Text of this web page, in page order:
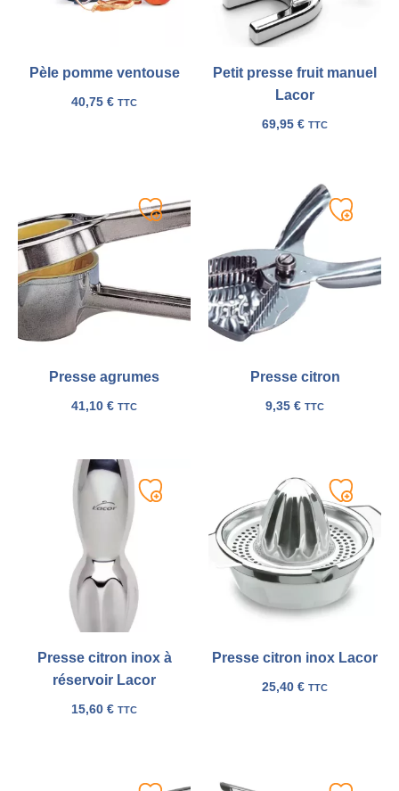
Pèle pomme ventouse
40,75 € TTC
Petit presse fruit manuel
Lacor
69,95 € TTC
Presse agrumes
41,10 € TTC
Ajouter
Presse citron
9,35 € TTC
Ajouter
Presse citron inox à
réservoir Lacor
15,60 € TTC
Ajouter
Presse citron inox Lacor
25,40 € TTC
Ajouter
à
ma
liste